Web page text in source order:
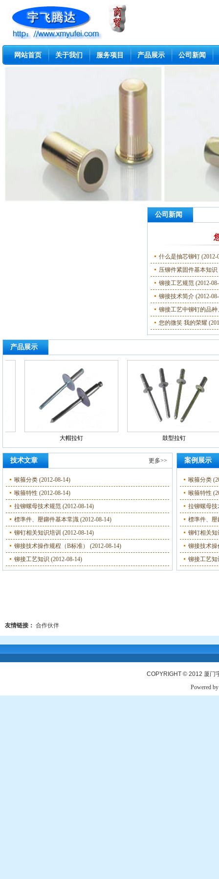
网站首页 关于我们 服务项目 产品展示 公司新闻
公司新闻
什么是抽芯铆钉 (2012-
压铆件紧固件基本知
铆接工艺规范 (2012-
铆接技术简介 (2012-
铆接工艺中铆钉的品
您的微笑 我的荣耀
产品展示
大帽拉钉 鼓型拉钉
技术文章 更多>>
喉箍分类 (2012-08-14)
喉箍特性 (2012-08-14)
拉铆螺母技术规范 (2012-08-14)
標準件、壓鉚件基本常識 (2012-08-14)
铆钉相关知识培训 (2012-08-14)
铆接技术操作规程（B标准）
(2012-08-14)
铆接工艺知识 (2012-08-14)
案例展示
喉箍分类
喉箍特性
拉铆螺母技
標準件、
铆钉相关知
铆接技术
铆接工艺知
友情链接： 合作伙伴
COPYRIGHT © 2012 厦门
Powered